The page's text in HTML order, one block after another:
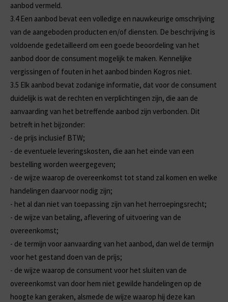
aanbod vermeld.
3.4 Een aanbod bevat een volledige en nauwkeurige omschrijving
van de aangeboden producten en/of diensten. De beschrijving is
voldoende gedetailleerd om een goede beoordeling van het
aanbod door de consument mogelijk te maken. Kennelijke
vergissingen of fouten in het aanbod binden Kogros niet.
3.5 Elk aanbod bevat zodanige informatie, dat voor de consument
duidelijk is wat de rechten en verplichtingen zijn, die aan de
aanvaarding van het betreffende aanbod zijn verbonden. Dit
betreft in het bijzonder:
- de prijs inclusief BTW;
- de eventuele leveringskosten, die aan het einde van een
bestelling worden weergegeven;
- de wijze waarop de overeenkomst tot stand zal komen en welke
handelingen daarvoor nodig zijn;
- het al dan niet van toepassing zijn van het herroepingsrecht;
- de wijze van betaling, aflevering of uitvoering van de
overeenkomst;
- de termijn voor aanvaarding van het aanbod, dan wel de termijn
voor het gestand doen van de prijs;
- de wijze waarop de consument voor het sluiten van de
overeenkomst van door hem niet gewilde handelingen op de
hoogte kan geraken, alsmede de wijze waarop hij deze kan